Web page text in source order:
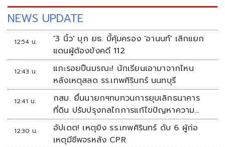
NEWS UPDATE
12:54 น.
'3 นิ้ว' บุก ยธ. บี้คุ้มครอง 'อานนท์' เลิกแยก
แดนผู้ต้องขังคดี 112
12:43 น.
แกะรอยปืนมรณะ! นักเรียนเอามาจากไหน
หลังเหตุสลด รร.เทพศิรินทร์ นนทบุรี
12:41 น.
กสม. ยื่นนายกฯทบทวนการยุบเลิกธนาคาร
ที่ดิน ปรับปรุงกลไกการแก้ไขปัญหาความ
เหลื่อมล้ำ
12:30 น.
อัปเดต! เหตุยิง รร.เทพศิรินทร์ ดับ 6 ผู้ก่อ
เหตุมีชีพจรหลัง CPR